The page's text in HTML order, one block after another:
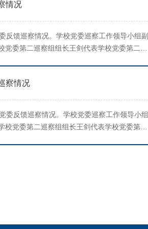
情况
反馈巡察情况。学校党委巡察工作领导小组副
委第二巡察组组长王剑代表学校党委第二巡
察情况
委反馈巡察情况。学校党委巡察工作领导小组
党委第二巡察组组长王剑代表学校党委第二